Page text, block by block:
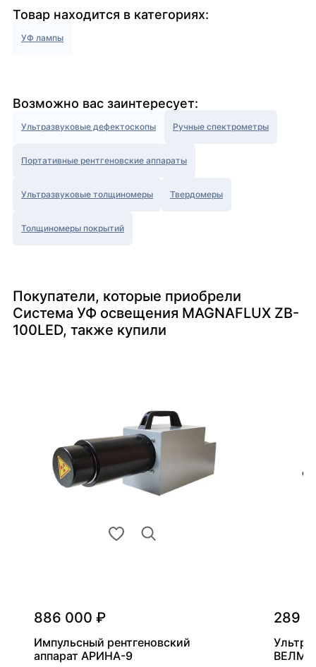
Товар находится в категориях:
УФ лампы
Возможно вас заинтересует:
Ультразвуковые дефектоскопы Ручные спектрометры
Портативные рентгеновские аппараты
Ультразвуковые толщиномеры Твердомеры
Толщиномеры покрытий
Покупатели, которые приобрели
Система УФ освещения MAGNAFLUX ZB-
100LED, также купили
886 000 ₽
Импульсный рентгеновский
аппарат АРИНА-9
289